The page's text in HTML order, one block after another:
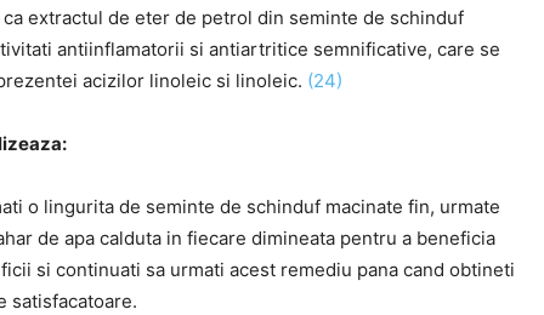
extractul de eter de petrol din seminte de schinduf
antiinflamatorii si antiartritice semnificative, care se
acizilor linoleic si linoleic. (24)
o lingurita de seminte de schinduf macinate fin, urmate
de apa calduta in fiecare dimineata pentru a beneficia
si continuati sa urmati acest remediu pana cand obtineti
satisfacatoare.